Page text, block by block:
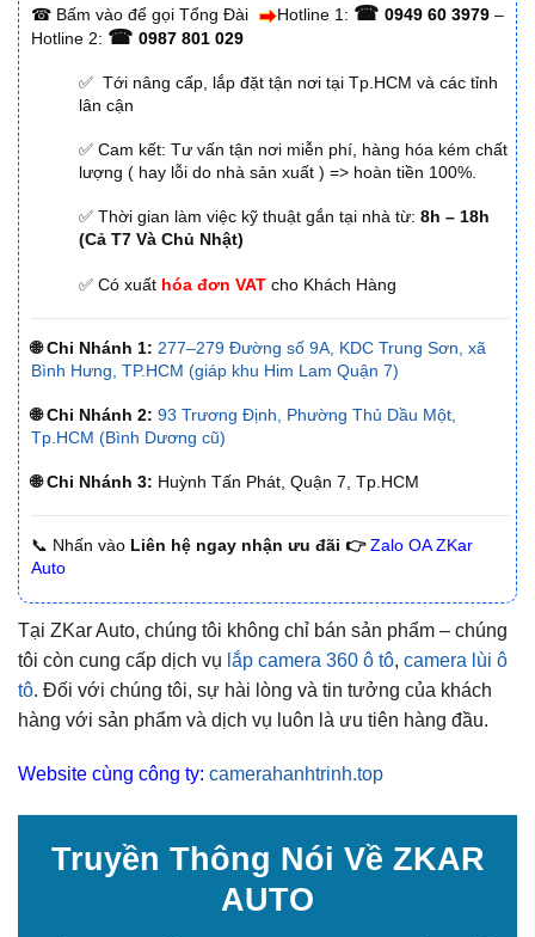
☎ Bấm vào để gọi Tổng Đài Hotline 1: ☎ 0949 60 3979 –
Hotline 2: ☎ 0987 801 029
✅ Tới nâng cấp, lắp đặt tận nơi tại Tp.HCM và các tỉnh
lân cận
✅ Cam kết: Tư vấn tận nơi miễn phí, hàng hóa kém chất
lượng ( hay lỗi do nhà sản xuất ) => hoàn tiền 100%.
✅ Thời gian làm việc kỹ thuật gắn tại nhà từ: 8h – 18h
(Cả T7 Và Chủ Nhật)
✅ Có xuất hóa đơn VAT cho Khách Hàng
🌐 Chi Nhánh 1: 277–279 Đường số 9A, KDC Trung Sơn, xã
Bình Hưng, TP.HCM (giáp khu Him Lam Quận 7)
🌐 Chi Nhánh 2: 93 Trương Định, Phường Thủ Dầu Một,
Tp.HCM (Bình Dương cũ)
🌐 Chi Nhánh 3: Huỳnh Tấn Phát, Quận 7, Tp.HCM
📞 Nhấn vào Liên hệ ngay nhận ưu đãi 👉 Zalo OA ZKar
Auto
Tại ZKar Auto, chúng tôi không chỉ bán sản phẩm – chúng
tôi còn cung cấp dịch vụ lắp camera 360 ô tô, camera lùi ô
tô. Đối với chúng tôi, sự hài lòng và tin tưởng của khách
hàng với sản phẩm và dịch vụ luôn là ưu tiên hàng đầu.
Website cùng công ty: camerahanhtrinh.top
Truyền Thông Nói Về ZKAR
AUTO